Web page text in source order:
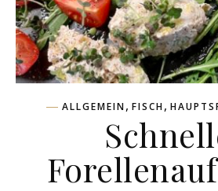
ALLGEMEIN, FISCH,